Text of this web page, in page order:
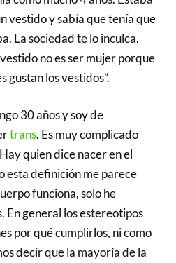
vestido y sabía que tenía que
La sociedad te lo inculca.
no es ser mujer porque
gustan los vestidos”.
30 años y soy de
trans. Es muy complicado
quien dice nacer en el
esta definición me parece
funciona, solo he
En general los estereotipos
por qué cumplirlos, ni como
decir que la mayoría de la